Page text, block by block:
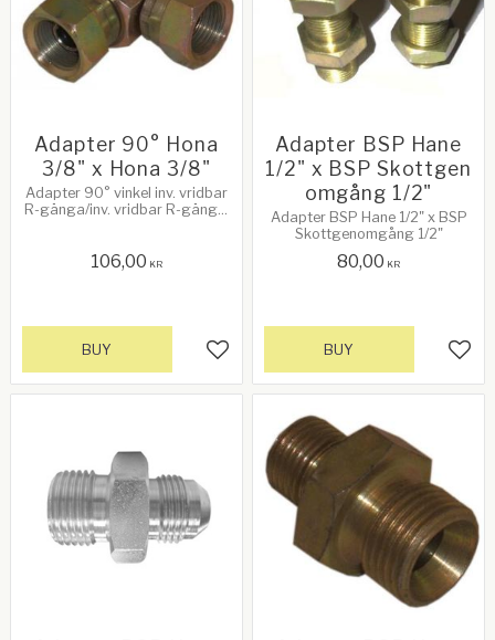
Adapter 90° Hona
3/8" x Hona 3/8"
Adapter 90° vinkel inv. vridbar
R-gänga/inv. vridbar R-gänga.
106,00 KR
Add to favorites
BUY
Adapter BSP Hane
1/2" x BSP Skottgen
omgång 1/2"
Adapter BSP Hane 1/2" x BSP
Skottgenomgång 1/2"
80,00 KR
BUY